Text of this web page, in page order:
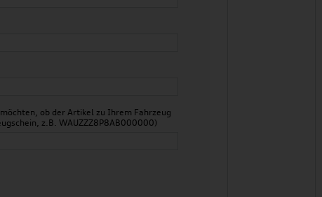
ob der Artikel zu Ihrem Fahrzeug
z.B. WAUZZZ8P8AB000000)